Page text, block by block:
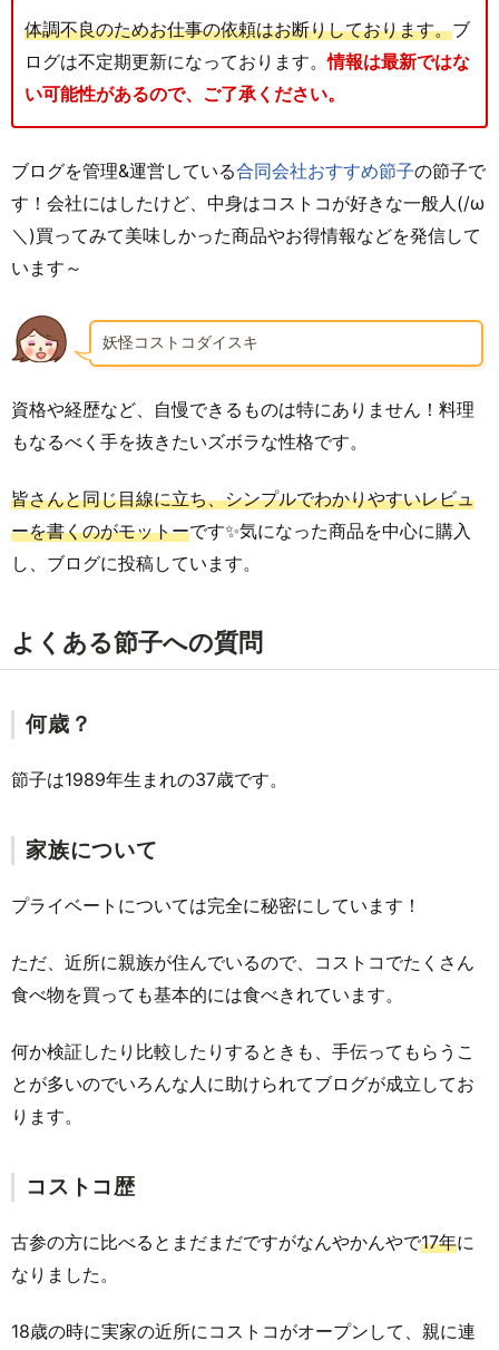
体調不良のためお仕事の依頼はお断りしております。ブ
ログは不定期更新になっております。情報は最新ではな
い可能性があるので、ご了承ください。
ブログを管理&運営している合同会社おすすめ節子の節子で
す！会社にはしたけど、中身はコストコが好きな一般人(/ω
＼)買ってみて美味しかった商品やお得情報などを発信して
います～
妖怪コストコダイスキ
資格や経歴など、自慢できるものは特にありません！料理
もなるべく手を抜きたいズボラな性格です。
皆さんと同じ目線に立ち、シンプルでわかりやすいレビュ
ーを書くのがモットーです✨気になった商品を中心に購入
し、ブログに投稿しています。
よくある節子への質問
何歳？
節子は1989年生まれの37歳です。
家族について
プライベートについては完全に秘密にしています！
ただ、近所に親族が住んでいるので、コストコでたくさん
食べ物を買っても基本的には食べきれています。
何か検証したり比較したりするときも、手伝ってもらうこ
とが多いのでいろんな人に助けられてブログが成立してお
ります。
コストコ歴
古参の方に比べるとまだまだですがなんやかんやで17年に
なりました。
18歳の時に実家の近所にコストコがオープンして、親に連